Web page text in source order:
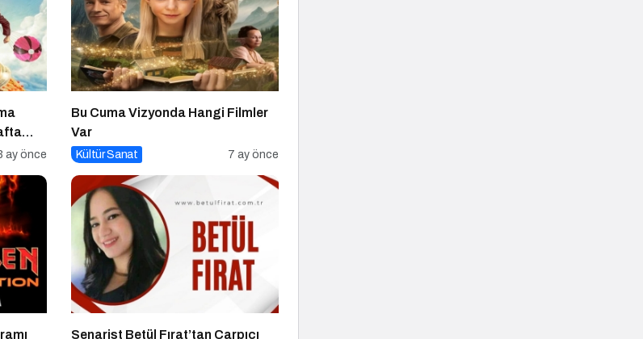
ay önce
Bu Cuma Vizyonda Hangi Filmler
Var
Kültür Sanat 7 ay önce
Senarist Betül Fırat’tan Çarpıcı